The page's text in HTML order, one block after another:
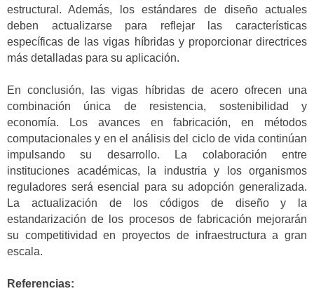
estructural. Además, los estándares de diseño actuales
deben actualizarse para reflejar las características
específicas de las vigas híbridas y proporcionar directrices
más detalladas para su aplicación.
En conclusión, las vigas híbridas de acero ofrecen una
combinación única de resistencia, sostenibilidad y
economía. Los avances en fabricación, en métodos
computacionales y en el análisis del ciclo de vida continúan
impulsando su desarrollo. La colaboración entre
instituciones académicas, la industria y los organismos
reguladores será esencial para su adopción generalizada.
La actualización de los códigos de diseño y la
estandarización de los procesos de fabricación mejorarán
su competitividad en proyectos de infraestructura a gran
escala.
Referencias: